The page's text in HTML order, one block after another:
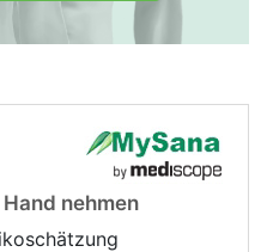
nehmen